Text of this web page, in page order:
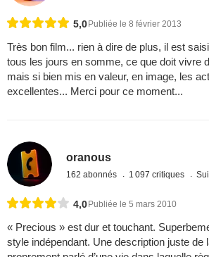
5,0Publiée le 8 février 2013
Très bon film... rien à dire de plus, il est
tous les jours en somme, ce que doit vivre
mais si bien mis en valeur, en image, les
excellentes... Merci pour ce moment...
oranous
162 abonnés 1 097 critiques
4,0Publiée le 5 mars 2010
« Precious » est dur et touchant.
style indépendant. Une description juste de